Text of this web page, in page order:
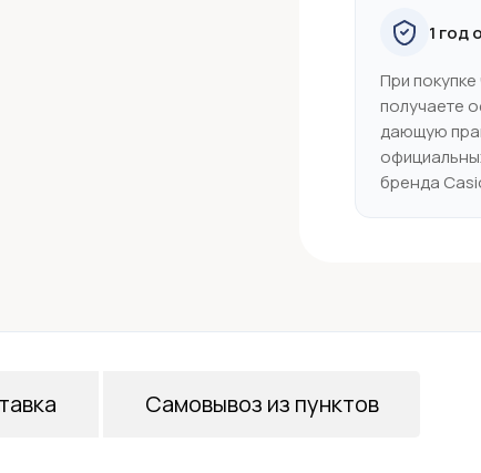
1 год
При
получаете
дающую
бренда
Самовывоз из пунктов